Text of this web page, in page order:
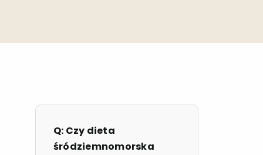
Q: Czy dieta
śródziemnomorska